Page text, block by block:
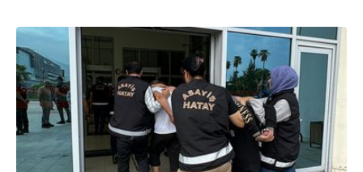
04.09.2024